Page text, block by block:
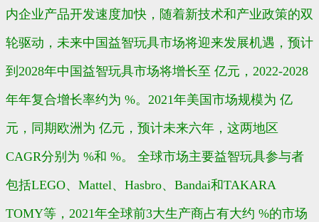
内企业产品开发速度加快，随着新技术和产业政策的双
轮驱动，未来中国益智玩具市场将迎来发展机遇，预计
到2028年中国益智玩具市场将增长至 亿元，2022-2028
年年复合增长率约为 %。2021年美国市场规模为 亿
元，同期欧洲为 亿元，预计未来六年，这两地区
CAGR分别为 %和 %。 全球市场主要益智玩具参与者
包括LEGO、Mattel、Hasbro、Bandai和TAKARA
TOMY等，2021年全球前3大生产商占有大约 %的市场